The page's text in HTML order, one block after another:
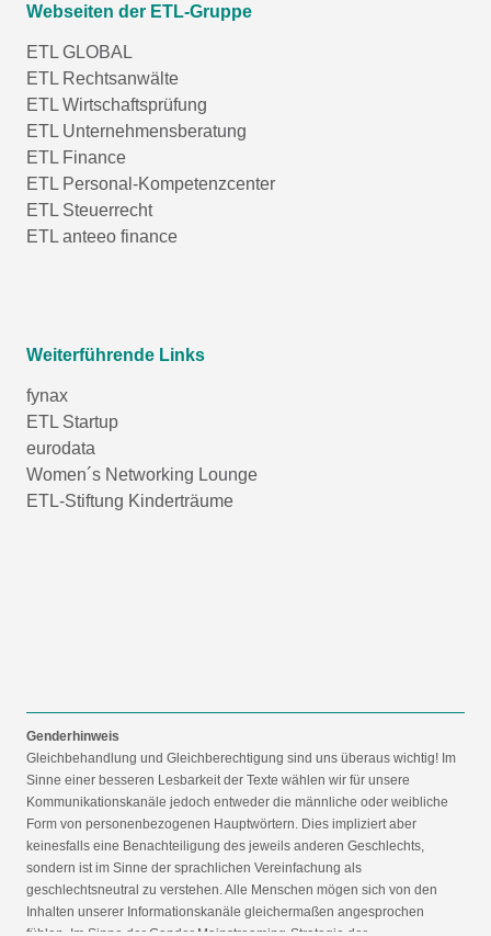
Webseiten der ETL-Gruppe
ETL GLOBAL
ETL Rechtsanwälte
ETL Wirtschaftsprüfung
ETL Unternehmensberatung
ETL Finance
ETL Personal-Kompetenzcenter
ETL Steuerrecht
ETL anteeo finance
Weiterführende Links
fynax
ETL Startup
eurodata
Women´s Networking Lounge
ETL-Stiftung Kinderträume
Genderhinweis
Gleichbehandlung und Gleichberechtigung sind uns überaus wichtig! Im
Sinne einer besseren Lesbarkeit der Texte wählen wir für unsere
Kommunikationskanäle jedoch entweder die männliche oder weibliche
Form von personenbezogenen Hauptwörtern. Dies impliziert aber
keinesfalls eine Benachteiligung des jeweils anderen Geschlechts,
sondern ist im Sinne der sprachlichen Vereinfachung als
geschlechtsneutral zu verstehen. Alle Menschen mögen sich von den
Inhalten unserer Informationskanäle gleichermaßen angesprochen